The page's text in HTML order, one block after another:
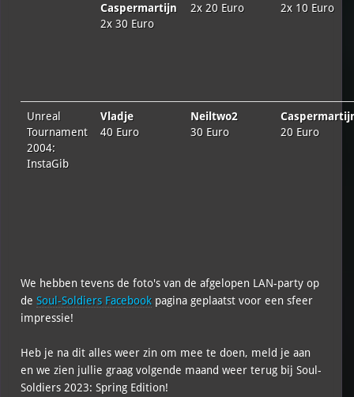
Caspermartijn
2x 30 Euro
2x 20 Euro
2x 10 Euro
Unreal
Tournament
2004:
InstaGib
Vladje
40 Euro
Neiltwo2
30 Euro
20 Euro
We hebben tevens de foto's van de afgelopen LAN-party op
de Soul-Soldiers Facebook pagina geplaatst voor een sfeer
impressie!
Heb je na dit alles weer zin om mee te doen, meld je aan
en we zien jullie graag volgende maand weer terug bij Soul-
Soldiers 2023: Spring Edition!